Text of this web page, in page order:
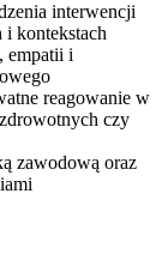
interwencji
kontekstach
empatii i
reagowanie w
czy
zawodową oraz